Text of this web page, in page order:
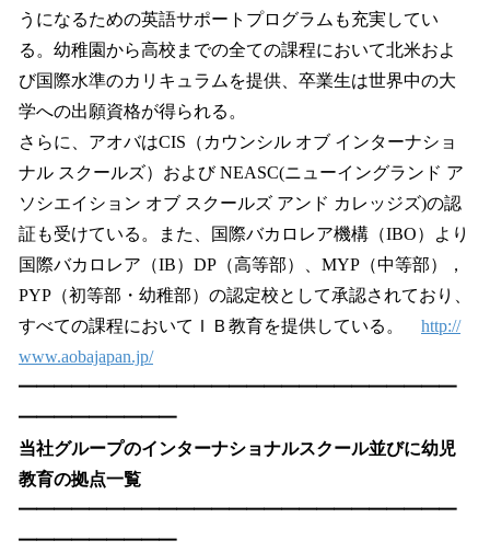
うになるための英語サポートプログラムも充実してい
る。幼稚園から高校までの全ての課程において北米およ
び国際水準のカリキュラムを提供、卒業生は世界中の大
学への出願資格が得られる。
さらに、アオバはCIS（カウンシル オブ インターナショ
ナル スクールズ）および NEASC(ニューイングランド ア
ソシエイション オブ スクールズ アンド カレッジズ)の認
証も受けている。また、国際バカロレア機構（IBO）より
国際バカロレア（IB）DP（高等部）、MYP（中等部），
PYP（初等部・幼稚部）の認定校として承認されており、
すべての課程においてＩＢ教育を提供している。 http://
www.aobajapan.jp/
━━━━━━━━━━━━━━━━━━━━━━━━━
━━━━━━━━━
当社グループのインターナショナルスクール並びに幼児
教育の拠点一覧
━━━━━━━━━━━━━━━━━━━━━━━━━
━━━━━━━━━